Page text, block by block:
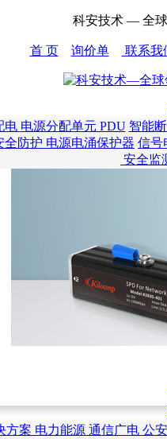
科安技术 — 全
首 页 询价单 联系我
电 电源分配单元 PDU 智能
防护 电源电涌保护器 信号
安全监
方案 电力能源 通信广电 公